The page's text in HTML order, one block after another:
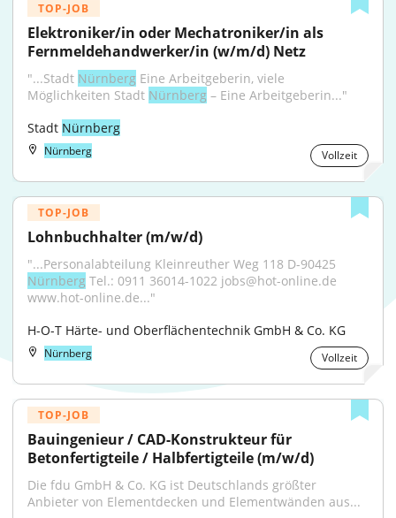
TOP-JOB
Elektroniker/in oder Mechatroniker/in als
Fernmeldehandwerker/in (w/m/d) Netz
"...Stadt Nürnberg Eine Arbeitgeberin, viele
Möglichkeiten Stadt Nürnberg – Eine Arbeitgeberin..."
Stadt Nürnberg
Nürnberg Vollzeit
TOP-JOB
Lohnbuchhalter (m/w/d)
Nürnberg Tel.: 0911 36014-1022 jobs@hot-online.de
www.hot-online.de..."
H-O-T Härte- und Oberflächentechnik GmbH & Co. KG
Nürnberg Vollzeit
TOP-JOB
Bauingenieur / CAD-Konstrukteur für
Betonfertigteile / Halbfertigteile (m/w/d)
Die fdu GmbH & Co. KG ist Deutschlands größter
Anbieter von Elementdecken und Elementwänden aus...